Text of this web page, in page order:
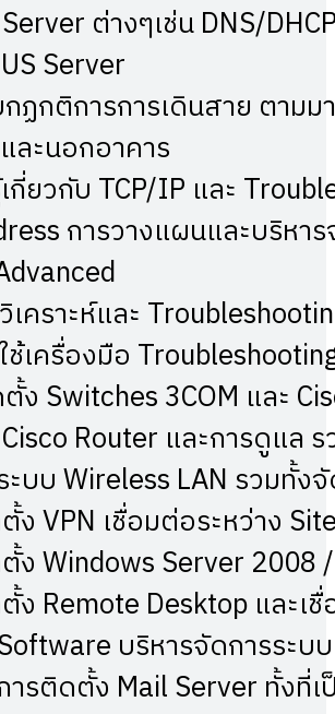
ต่างๆเช่น DNS/
Server
ฏกติการการเดินสาย ตาม
ละนอกอาคาร
กี่ยวกับ TCP/IP และ
การวางแผนและบริห
เคราะห์และ
ช้เครื่องมือ
ง Switches 3COM และ
Router และการดูแล
บบ Wireless LAN รวมทั้
ง VPN เชื่อมต่อระหว่าง
ง Windows Server 2008
ง Remote Desktop และเ
บริหารจัดการระบ
ารติดตั้ง Mail Server ทั้งที่